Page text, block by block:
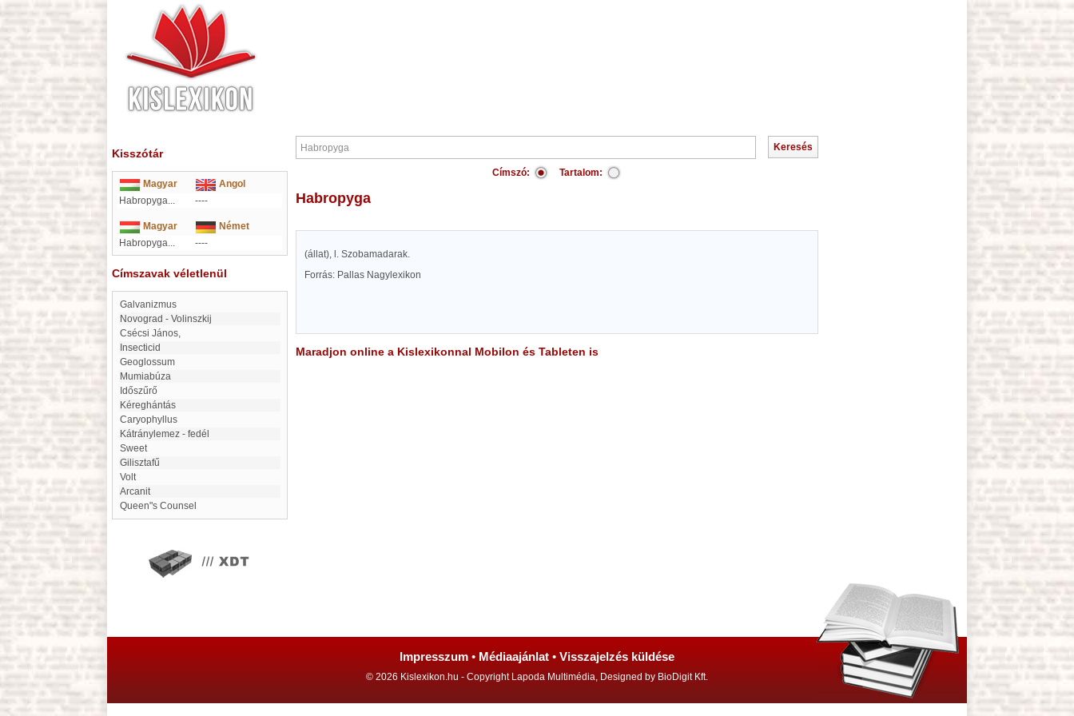
Kisszótár
Magyar
Angol
Habropyga...
----
Magyar
Német
Habropyga...
----
Címszavak véletlenül
galvanizmus
Novograd - Volinszkij
Csécsi János,
insecticid
Geoglossum
Mumiabúza
időszűrő
Kéreghántás
Caryophyllus
Kátránylemez - fedél
Sweet
Gilisztafű
volt
Arcanit
Queen"s Counsel
Címszó: Tartalom:
Habropyga
(állat), l. Szobamadarak.
Forrás: Pallas Nagylexikon
Maradjon online a Kislexikonnal Mobilon és Tableten is
Impresszum • Médiaajánlat • Visszajelzés küldése
© 2026 Kislexikon.hu - Copyright Lapoda Multimédia, Designed by BioDigit Kft.